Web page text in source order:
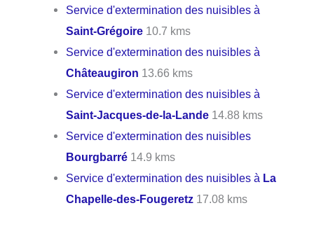
Service d'extermination des nuisibles à
Saint-Grégoire 10.7 kms
Service d'extermination des nuisibles à
Châteaugiron 13.66 kms
Service d'extermination des nuisibles à
Saint-Jacques-de-la-Lande 14.88 kms
Service d'extermination des nuisibles
Bourgbarré 14.9 kms
Service d'extermination des nuisibles à La
Chapelle-des-Fougeretz 17.08 kms